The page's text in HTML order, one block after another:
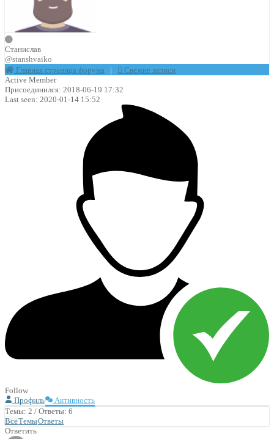
Станислав
@stanshvaiko
Главная страница форума |
Свежие записи
Active Member
Присоединился: 2018-06-19 17:32
Last seen: 2020-01-14 15:52
Follow
Профиль
Активность
Темы: 2 / Ответы: 6
ВсеТемыОтветы
Ответить